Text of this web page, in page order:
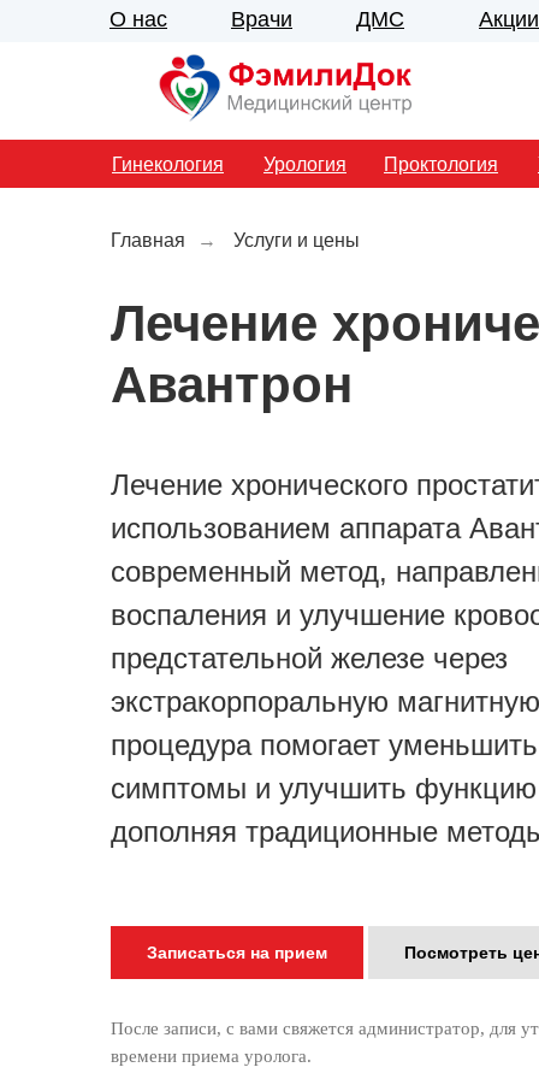
Гинекология Урология Проктология
Врачи ДМС Акции
О нас
Главная → Услуги и цены
Лечение
Авантрон
Лечение хронического
использованием аппарата
современный метод,
воспаления и улучшение
предстательной железе через
экстракорпоральную
процедура помогает
симптомы и улучшить функцию
дополняя традиционные
Записаться на прием Посмотреть
После записи, с вами свяжется администратор, для
времени приема уролога.